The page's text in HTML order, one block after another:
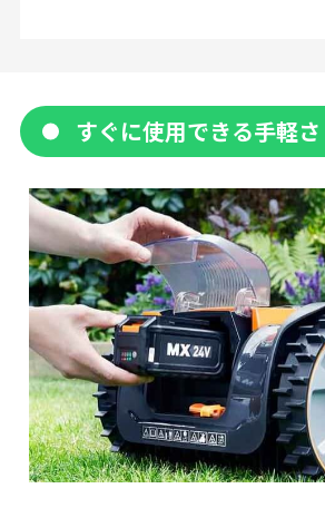
すぐに使用できる手軽さ